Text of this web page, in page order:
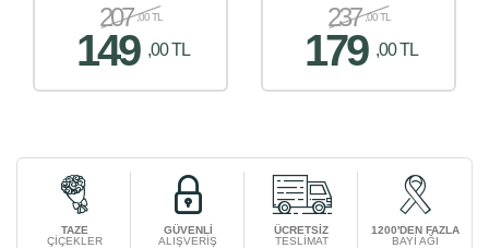
207 ,00 TL
149 ,00 TL
237 ,00 TL
179 ,00 TL
TAZE
ÇİÇEKLER
GÜVENLİ
ALIŞVERİŞ
ÜCRETSİZ
TESLİMAT
1200'DEN FAZLA
BAYİ AĞI